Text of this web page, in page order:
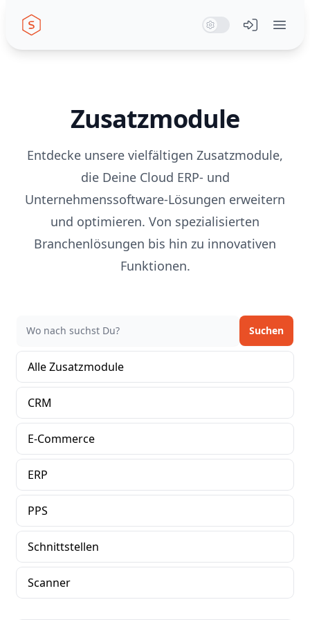
Seiwert GmbH System Mode
Light Mode
Dark Mode
Menü
Zusatzmodule
Entdecke unsere vielfältigen Zusatzmodule,
die Deine Cloud ERP- und
Unternehmenssoftware-Lösungen erweitern
und optimieren. Von spezialisierten
Branchenlösungen bis hin zu innovativen
Funktionen.
Alle Zusatzmodule
CRM
E-Commerce
ERP
PPS
Schnittstellen
Scanner